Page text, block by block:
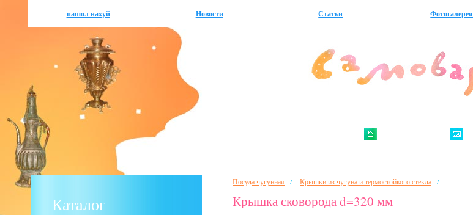
пашол нахуй Новости Статьи Фотогалерея
Каталог
Посуда чугунная / Крышки из чугуна и термостойкого стекла /
Крышка сковорода d=320 мм